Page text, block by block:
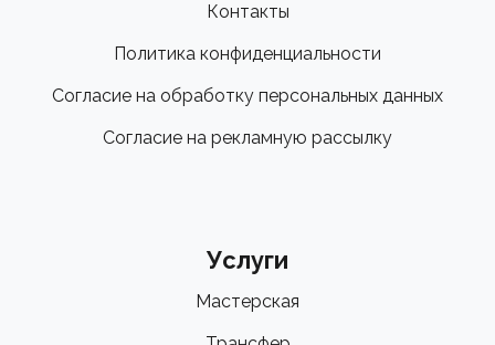
Контакты
Политика конфиденциальности
Согласие на обработку персональных данных
Согласие на рекламную рассылку
Услуги
Мастерская